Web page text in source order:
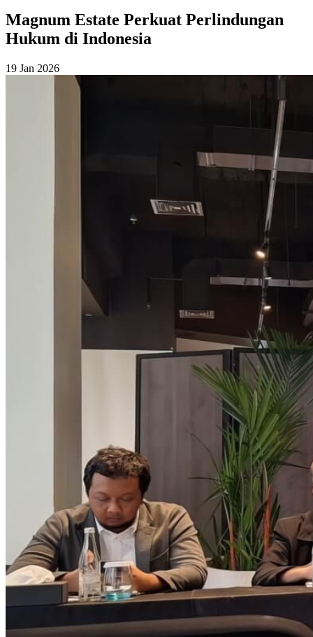
Magnum Estate Perkuat Perlindungan
Hukum di Indonesia
19 Jan 2026